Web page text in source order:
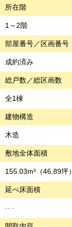
所在階
1～2階
部屋番号／区画番号
成約済み
総戸数／総区画数
全1棟
建物構造
木造
敷地全体面積
155.03m² （46.89坪）
延べ床面積
---